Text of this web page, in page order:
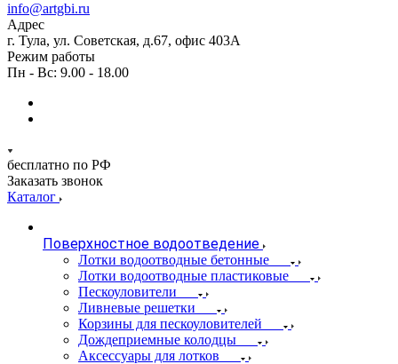
info@artgbi.ru
Адрес
г. Тула, ул. Советская, д.67, офис 403А
Режим работы
Пн - Вс: 9.00 - 18.00
бесплатно по РФ
Заказать звонок
Каталог
Поверхностное водоотведение
Лотки водоотводные бетонные
Лотки водоотводные пластиковые
Пескоуловители
Ливневые решетки
Корзины для пескоуловителей
Дождеприемные колодцы
Аксессуары для лотков